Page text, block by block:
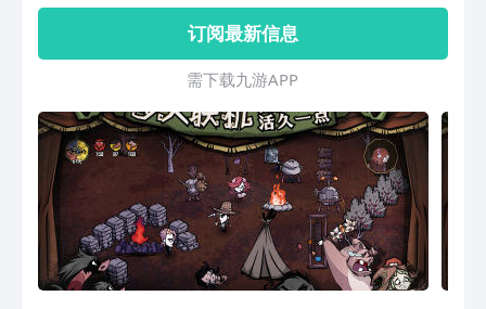
订阅最新信息
需 下 载 九 游 A P P